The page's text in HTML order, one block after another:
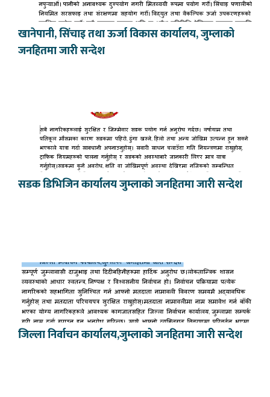
खानेपानी, सिंचाइ तथा ऊर्जा विकास कार्यालय, जुम्लाको
जनहितमा जारी सन्देश
सडक डिभिजिन कार्यालय जुम्लाको जनहितमा जारी सन्देश
जिल्ला निर्वाचन कार्यालय,जुम्लाको जनहितमा जारी सन्देश